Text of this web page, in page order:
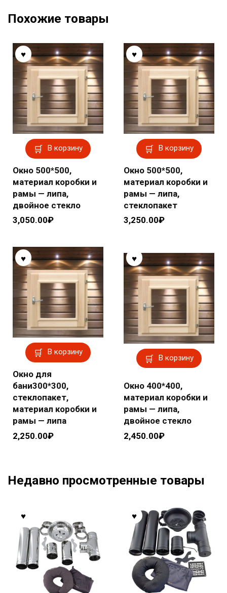
Похожие товары
В корзину
Окно 500*500,
материал коробки и
рамы — липа,
двойное стекло
3,050.00₽
В корзину
Окно 500*500,
материал коробки и
рамы — липа,
стеклопакет
3,250.00₽
В корзину
Окно для
бани300*300,
стеклопакет,
материал коробки и
рамы — липа
2,250.00₽
В корзину
Окно 400*400,
материал коробки и
рамы — липа,
двойное стекло
2,450.00₽
Недавно просмотренные товары